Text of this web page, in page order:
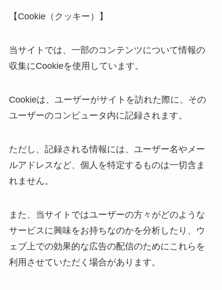
【Cookie（クッキー）】
当サイトでは、一部のコンテンツについて情報の
収集にCookieを使用しています。
Cookieは、ユーザーがサイトを訪れた際に、その
ユーザーのコンピュータ内に記録されます。
ただし、記録される情報には、ユーザー名やメー
ルアドレスなど、個人を特定するものは一切含ま
れません。
また、当サイトではユーザーの方々がどのような
サービスに興味をお持ちなのかを分析したり、ウ
ェブ上での効果的な広告の配信のためにこれらを
利用させていただく場合があります。